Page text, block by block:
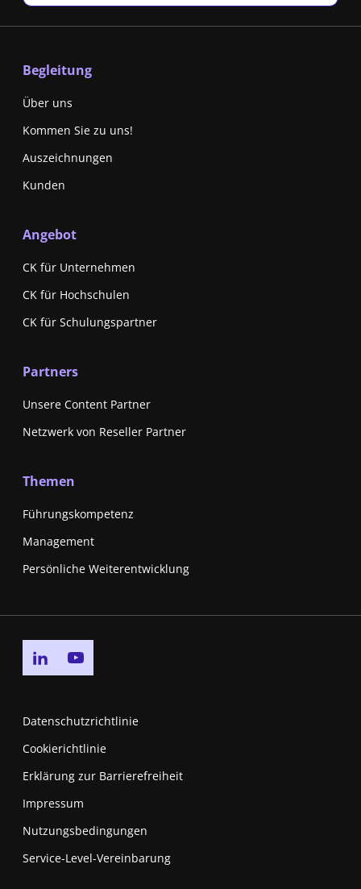
Begleitung
Über uns
Kommen Sie zu uns!
Auszeichnungen
Kunden
Angebot
CK für Unternehmen
CK für Hochschulen
CK für Schulungspartner
Partners
Unsere Content Partner
Netzwerk von Reseller Partner
Themen
Führungskompetenz
Management
Persönliche Weiterentwicklung
Go to linkedin page
Datenschutzrichtlinie
Cookierichtlinie
Erklärung zur Barrierefreiheit
Impressum
Nutzungsbedingungen
New window
Service-Level-Vereinbarung